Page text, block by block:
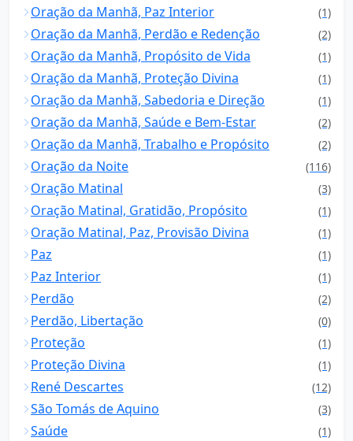
Oração da Manhã, Paz Interior (1)
Oração da Manhã, Perdão e Redenção (2)
Oração da Manhã, Propósito de Vida (1)
Oração da Manhã, Proteção Divina (1)
Oração da Manhã, Sabedoria e Direção (1)
Oração da Manhã, Saúde e Bem-Estar (2)
Oração da Manhã, Trabalho e Propósito (2)
Oração da Noite (116)
Oração Matinal (3)
Oração Matinal, Gratidão, Propósito (1)
Oração Matinal, Paz, Provisão Divina (1)
Paz (1)
Paz Interior (1)
Perdão (2)
Perdão, Libertação (0)
Proteção (1)
Proteção Divina (1)
René Descartes (12)
São Tomás de Aquino (3)
Saúde (1)